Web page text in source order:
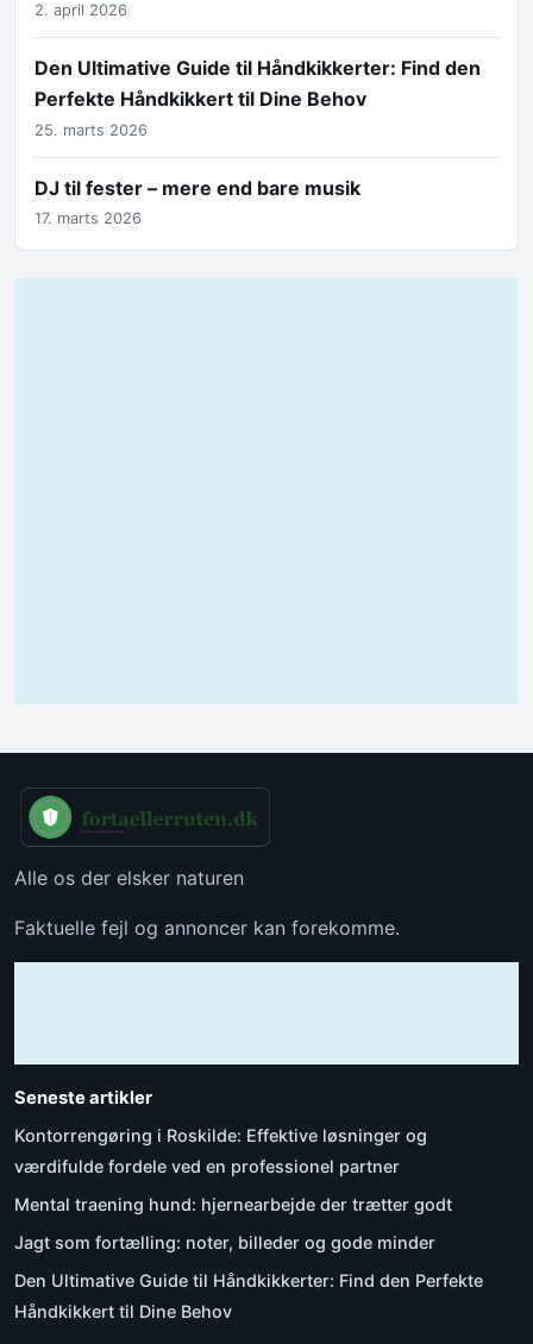
2. april 2026
Den Ultimative Guide til Håndkikkerter: Find den
Perfekte Håndkikkert til Dine Behov
25. marts 2026
DJ til fester – mere end bare musik
17. marts 2026
Alle os der elsker naturen
Faktuelle fejl og annoncer kan forekomme.
Seneste artikler
Kontorrengøring i Roskilde: Effektive løsninger og
værdifulde fordele ved en professionel partner
Mental traening hund: hjernearbejde der trætter godt
Jagt som fortælling: noter, billeder og gode minder
Den Ultimative Guide til Håndkikkerter: Find den Perfekte
Håndkikkert til Dine Behov